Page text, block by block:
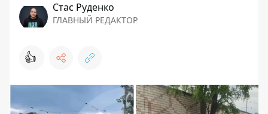
Стаc Руденко
ГЛАВНЫЙ РЕДАКТОР
👍